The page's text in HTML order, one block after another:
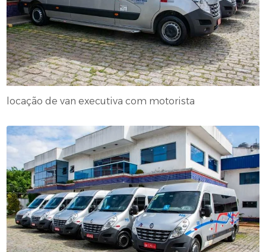
locação de van executiva com motorista